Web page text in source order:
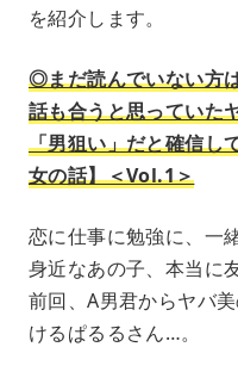
を紹介します。
◎まだ読んでいない方
話も合うと思っていた
「男狙い」だと確信し
女の話】＜Vol.1＞
恋に仕事に勉強に、一
身近なあの子、本当に
前回、A男君からヤバ
けるぱるるさん…。